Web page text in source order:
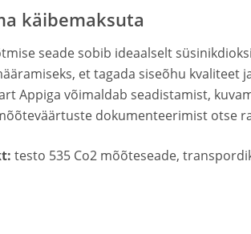
käibemaksuta
seade sobib ideaalselt
et tagada siseõhu kvaliteet
Appiga võimaldab seadistamist,
dokumenteerimist otse
testo 535 Co2 mõõteseade,